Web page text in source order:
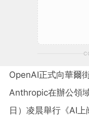
OpenAI正式向華爾
Anthropic在辦公領
日）凌晨舉行《AI